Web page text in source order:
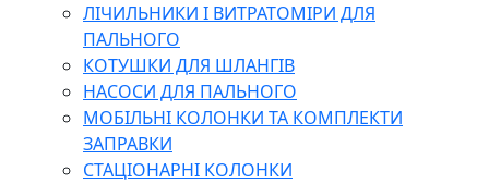
ЛІЧИЛЬНИКИ І ВИТРАТОМІРИ ДЛЯ
ПАЛЬНОГО
КОТУШКИ ДЛЯ ШЛАНГІВ
НАСОСИ ДЛЯ ПАЛЬНОГО
МОБІЛЬНІ КОЛОНКИ ТА КОМПЛЕКТИ
ЗАПРАВКИ
СТАЦІОНАРНІ КОЛОНКИ